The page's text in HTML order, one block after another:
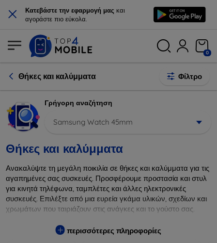
× Κατεβάστε την εφαρμογή μας και
αγοράστε πιο εύκολα.
0
Θήκες και καλύμματα Φίλτρο
Γρήγορη αναζήτηση
Samsung Watch 45mm
Θήκες και καλύμματα
Ανακαλύψτε τη μεγάλη ποικιλία σε θήκες και καλύμματα για τις
αγαπημένες σας συσκευές. Προσφέρουμε προστασία και στυλ
για κινητά τηλέφωνα, ταμπλέτες και άλλες ηλεκτρονικές
συσκευές. Επιλέξτε από μια ευρεία γκάμα υλικών, σχεδίων και
χρωμάτων που ταιριάζουν στις ανάγκες και το γούστο σας.
πτώσεις και άλλες φθορές, ενώ παράλληλα δίνετε ένα
περισσότερες πληροφορίες